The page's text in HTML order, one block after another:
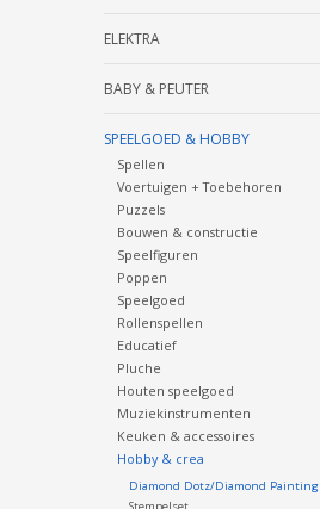
ELEKTRA
BABY & PEUTER
SPEELGOED & HOBBY
Spellen
Voertuigen + Toebehoren
Puzzels
Bouwen & constructie
Speelfiguren
Poppen
Speelgoed
Rollenspellen
Educatief
Pluche
Houten speelgoed
Muziekinstrumenten
Keuken & accessoires
Hobby & crea
Diamond Dotz/Diamond Painting